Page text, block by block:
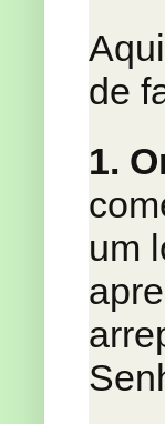
de
1.
um